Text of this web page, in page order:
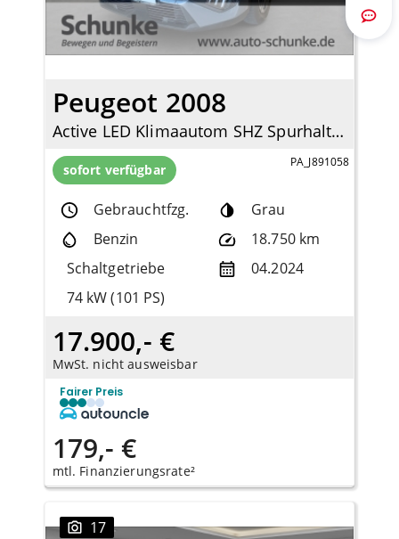
Peugeot 2008
Active LED Klimaautom SHZ Spurhalteass. Verkehrszeichenerk. Notbremsass. Temp
sofort verfügbar PA_J891058
Gebrauchtfzg.
Grau
Benzin
18.750 km
Schaltgetriebe
04.2024
74 kW (101 PS)
17.900,- €
MwSt. nicht ausweisbar
Fairer Preis
179,- €
mtl. Finanzierungsrate²
17